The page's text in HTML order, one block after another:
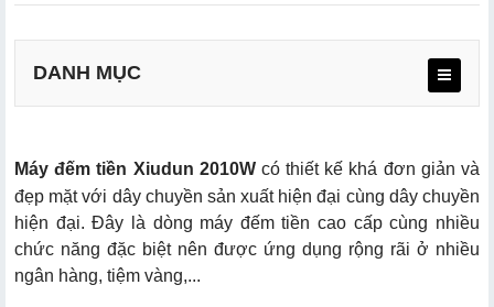
DANH MỤC
Máy đếm tiền Xiudun 2010Wcó thiết kế khá đơn giản và
đẹp mặt với dây chuyền sản xuất hiện đại cùng dây chuyền
hiện đại. Đây là dòng máy đếm tiền cao cấp cùng nhiều
chức năng đặc biệt nên được ứng dụng rộng rãi ở nhiều
ngân hàng, tiệm vàng,...